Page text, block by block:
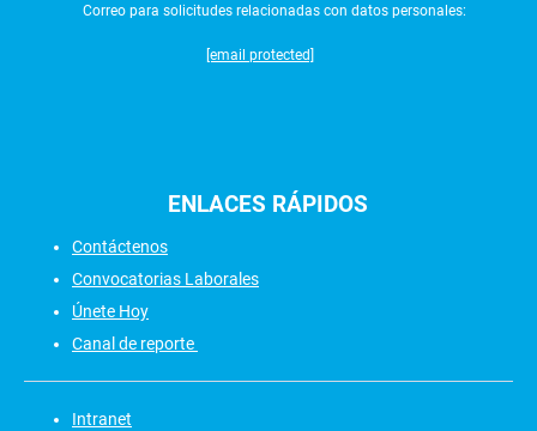
Correo para solicitudes relacionadas con datos personales:
[email protected]
ENLACES RÁPIDOS
Contáctenos
Convocatorias Laborales
Únete Hoy
Canal de reporte
Intranet